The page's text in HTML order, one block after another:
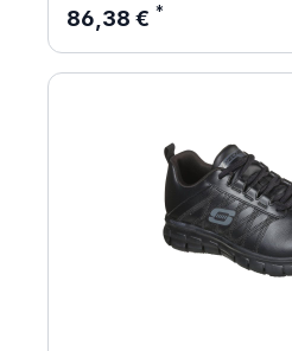
Regulärer Preis:
86,38 €